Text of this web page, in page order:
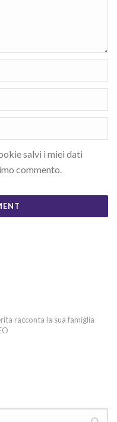
salvi i miei dati
commento.
racconta la sua famiglia